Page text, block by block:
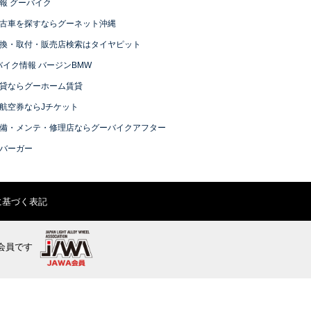
グーバイク
車を探すならグーネット沖縄
・取付・販売店検索はタイヤピット
イク情報 バージンBMW
ならグーホーム賃貸
空券ならJチケット
・メンテ・修理店ならグーバイクアフター
ーガー
づく表記
員です